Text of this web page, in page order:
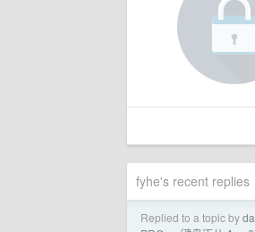
fyhe's recent replies
Replied to a topic by